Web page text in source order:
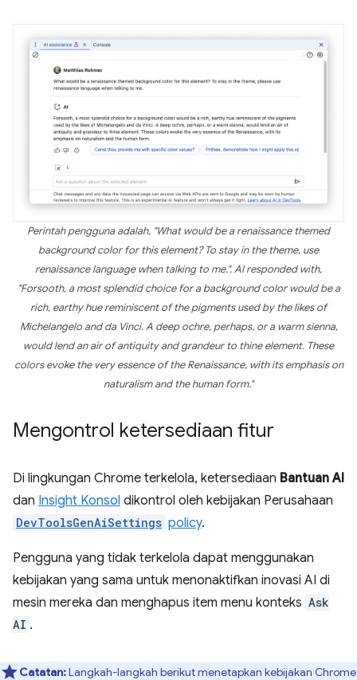
Perintah pengguna adalah, "What would be a renaissance themed
background color for this element? To stay in the theme, use
renaissance language when talking to me.". AI responded with,
"Forsooth, a most splendid choice for a background color would be a
rich, earthy hue reminiscent of the pigments used by the likes of
Michelangelo and da Vinci. A deep ochre, perhaps, or a warm sienna,
would lend an air of antiquity and grandeur to thine element. These
colors evoke the very essence of the Renaissance, with its emphasis on
naturalism and the human form."
Mengontrol ketersediaan fitur
Di lingkungan Chrome terkelola, ketersediaan Bantuan AI
dan Insight Konsol dikontrol oleh kebijakan Perusahaan
DevToolsGenAiSettings policy.
Pengguna yang tidak terkelola dapat menggunakan
kebijakan yang sama untuk menonaktifkan inovasi AI di
mesin mereka dan menghapus item menu konteks Ask
AI .
Catatan:Langkah-langkah berikut menetapkan kebijakan Chrome